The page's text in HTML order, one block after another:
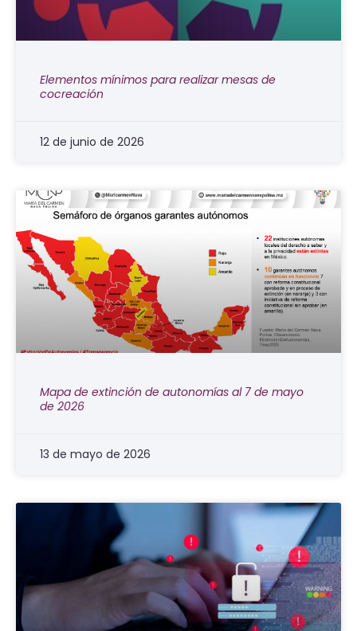
Elementos mínimos para realizar mesas de
cocreación
12 de junio de 2026
Mapa de extinción de autonomías al 7 de mayo
de 2026
13 de mayo de 2026